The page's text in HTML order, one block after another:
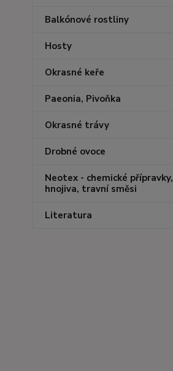
Balkónové rostliny
Hosty
Okrasné keře
Paeonia, Pivoňka
Okrasné trávy
Drobné ovoce
Neotex - chemické přípravky,
hnojiva, travní směsi
Literatura